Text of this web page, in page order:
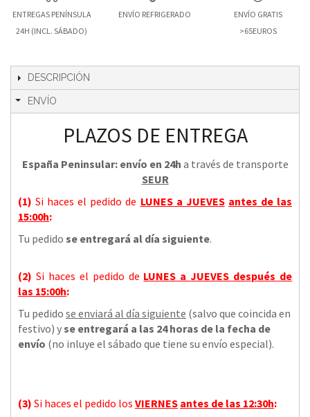
ENTREGAS PENÍNSULA
24H (INCL. SÁBADO)
ENVÍO REFRIGERADO
ENVÍO GRATIS
>65EUROS
DESCRIPCIÓN
ENVÍO
PLAZOS DE ENTREGA
España Peninsular: envío en 24h a través de transporte
SEUR
(1)Si haces el pedido de LUNES a JUEVES antes de las
15:00h:
Tu pedido se entregará al día siguiente.
(2) Si haces el pedido de LUNES a JUEVES después de
las 15:00h:
Tu pedido se enviará al día siguiente (salvo que coincida en
festivo) yse entregará a las 24 horas de la fecha de
envío (no inluye el sábado que tiene su envío especial).
(3) Si haces el pedido los VIERNES antes de las 12:30h: